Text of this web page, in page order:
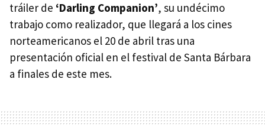
tráiler de ‘Darling Companion’, su undécimo
trabajo como realizador, que llegará a los cines
norteamericanos el 20 de abril tras una
presentación oficial en el festival de Santa Bárbara
a finales de este mes.